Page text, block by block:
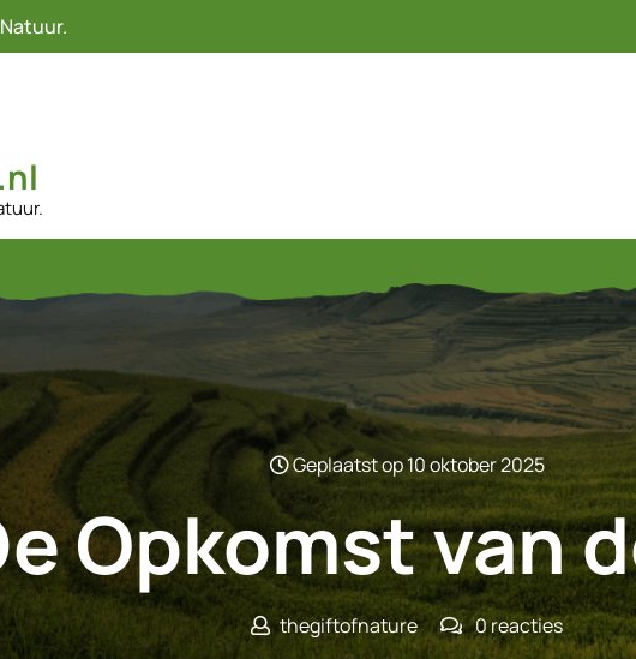
Geplaatst op 10 oktober 2025
Opkomst van
thegiftofnature
0 reacties